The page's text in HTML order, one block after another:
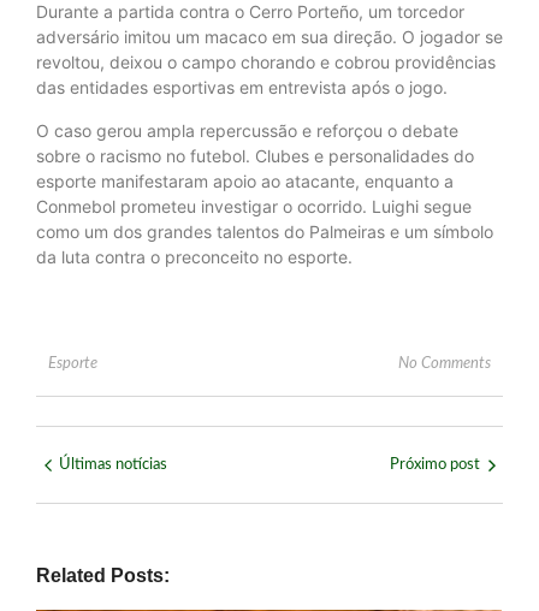
Durante a partida contra o Cerro Porteño, um torcedor
adversário imitou um macaco em sua direção. O jogador se
revoltou, deixou o campo chorando e cobrou providências
das entidades esportivas em entrevista após o jogo.
O caso gerou ampla repercussão e reforçou o debate
sobre o racismo no futebol. Clubes e personalidades do
esporte manifestaram apoio ao atacante, enquanto a
Conmebol prometeu investigar o ocorrido. Luighi segue
como um dos grandes talentos do Palmeiras e um símbolo
da luta contra o preconceito no esporte.
Esporte No Comments
Últimas notícias Próximo post
Related Posts: